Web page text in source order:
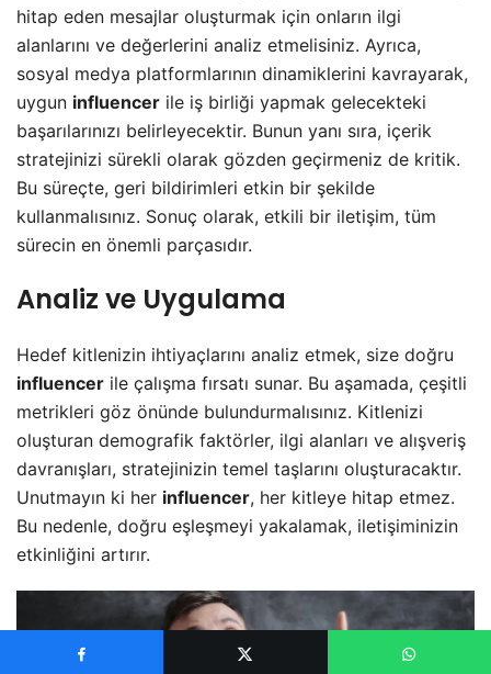
hitap eden mesajlar oluşturmak için onların ilgi
alanlarını ve değerlerini analiz etmelisiniz. Ayrıca,
sosyal medya platformlarının dinamiklerini kavrayarak,
uygun influencer ile iş birliği yapmak gelecekteki
başarılarınızı belirleyecektir. Bunun yanı sıra, içerik
stratejinizi sürekli olarak gözden geçirmeniz de kritik.
Bu süreçte, geri bildirimleri etkin bir şekilde
kullanmalısınız. Sonuç olarak, etkili bir iletişim, tüm
sürecin en önemli parçasıdır.
Analiz ve Uygulama
Hedef kitlenizin ihtiyaçlarını analiz etmek, size doğru
influencer ile çalışma fırsatı sunar. Bu aşamada, çeşitli
metrikleri göz önünde bulundurmalısınız. Kitlenizi
oluşturan demografik faktörler, ilgi alanları ve alışveriş
davranışları, stratejinizin temel taşlarını oluşturacaktır.
Unutmayın ki her influencer, her kitleye hitap etmez.
Bu nedenle, doğru eşleşmeyi yakalamak, iletişiminizin
etkinliğini artırır.